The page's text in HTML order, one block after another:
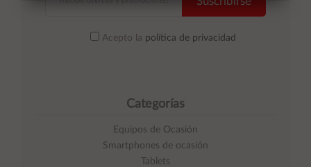
Acepto la política de privacidad
Categorías
Equipos de Ocasión
Smartphones de ocasión
Tablets